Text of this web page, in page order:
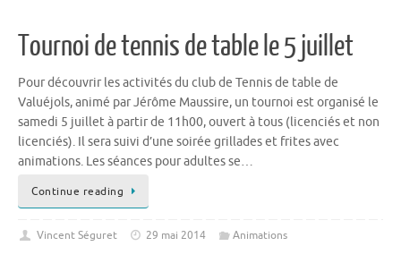
Tournoi de tennis de table le 5 juillet
Pour découvrir les activités du club de Tennis de table de
Valuéjols, animé par Jérôme Maussire, un tournoi est organisé le
samedi 5 juillet à partir de 11h00, ouvert à tous (licenciés et non
licenciés). Il sera suivi d’une soirée grillades et frites avec
animations. Les séances pour adultes se…
Continue reading
Vincent Séguret 29 mai 2014 Animations